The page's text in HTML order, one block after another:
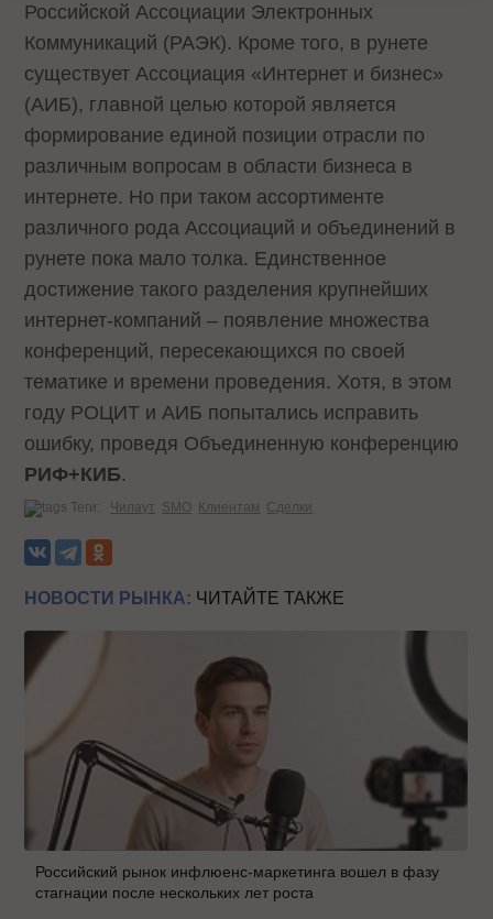
Российской Ассоциации Электронных
Коммуникаций (РАЭК). Кроме того, в рунете
существует Ассоциация «Интернет и бизнес»
(АИБ), главной целью которой является
формирование единой позиции отрасли по
различным вопросам в области бизнеса в
интернете. Но при таком ассортименте
различного рода Ассоциаций и объединений в
рунете пока мало толка. Единственное
достижение такого разделения крупнейших
интернет-компаний – появление множества
конференций, пересекающихся по своей
тематике и времени проведения. Хотя, в этом
году РОЦИТ и АИБ попытались исправить
ошибку, проведя Объединенную конференцию
РИФ+КИБ.
Теги: Чилаут SMO Клиентам Сделки
НОВОСТИ РЫНКА: ЧИТАЙТЕ ТАКЖЕ
Российский рынок инфлюенс-маркетинга вошел в фазу
стагнации после нескольких лет роста